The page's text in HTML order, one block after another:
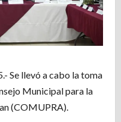
Se llevó a cabo la toma
Municipal para la
(COMUPRA).